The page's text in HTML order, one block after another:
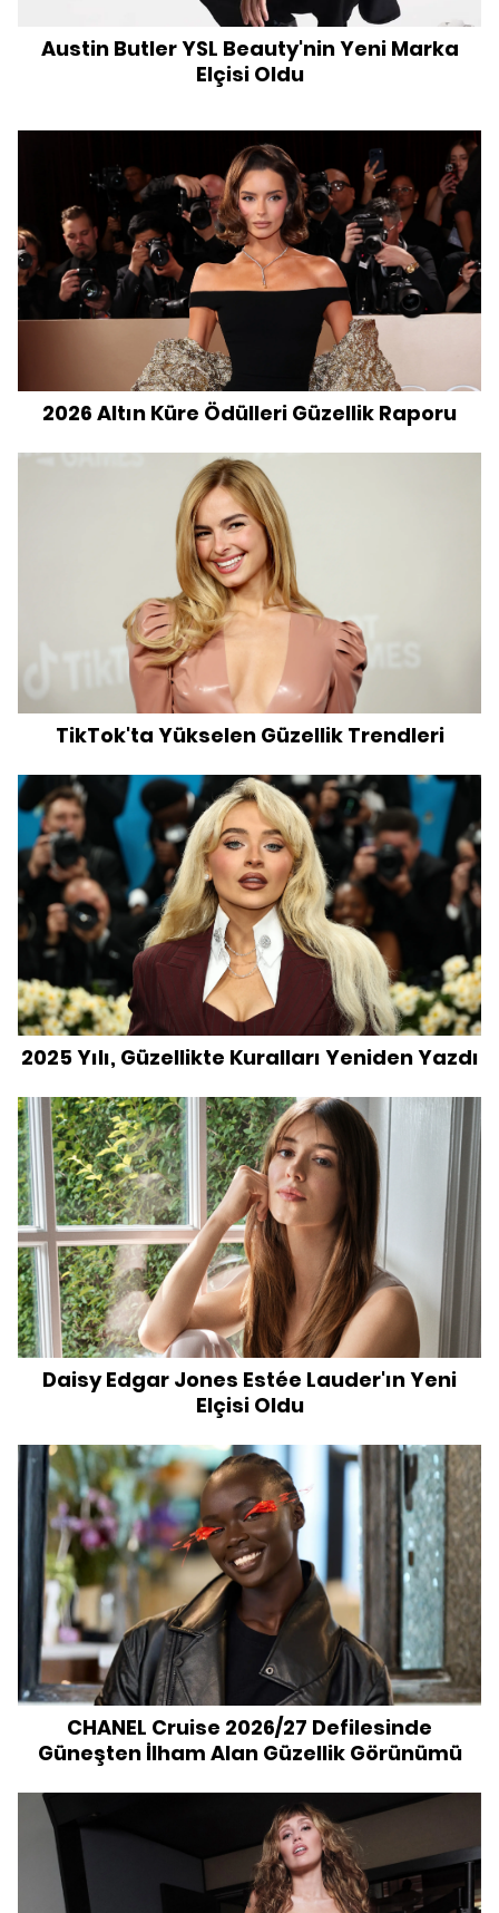
Austin Butler YSL Beauty'nin Yeni Marka
Elçisi Oldu
2026 Altın Küre Ödülleri Güzellik Raporu
TikTok'ta Yükselen Güzellik Trendleri
2025 Yılı, Güzellikte Kuralları Yeniden Yazdı
Daisy Edgar Jones Estée Lauder'ın Yeni
Elçisi Oldu
CHANEL Cruise 2026/27 Defilesinde
Güneşten İlham Alan Güzellik Görünümü